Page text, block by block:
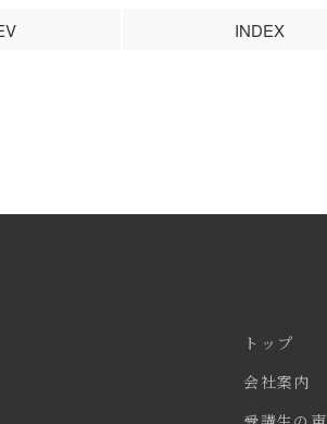
INDEX
トップ
会社案内